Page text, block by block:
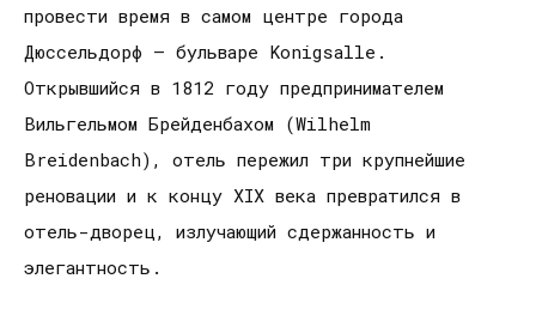
провести время в самом центре города
Дюссельдорф – бульваре Konigsalle.
Открывшийся в 1812 году предпринимателем
Вильгельмом Брейденбахом (Wilhelm
Breidenbach), отель пережил три крупнейшие
реновации и к концу XIX века превратился в
отель-дворец, излучающий сдержанность и
элегантность.